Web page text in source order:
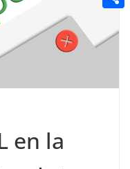
en la
n
e
r
r
s
a
d
o
p